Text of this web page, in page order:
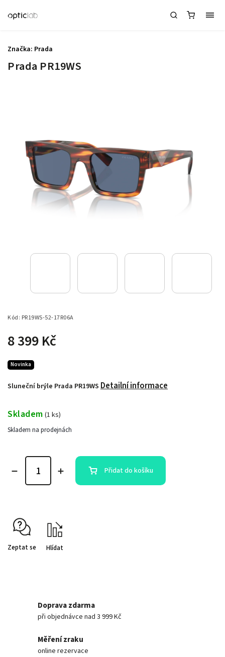
Prada PR19WS
Kód: PR19WS-52-17R06A
8 399 Kč
Sluneční brýle Prada PR19WS Detailní informace
Novinka
Značka: Prada
Skladem (1 ks)
Skladem na prodejnách
Přidat do košíku
Zeptat se Hlídat
Doprava zdarma
při objednávce nad 3 999 Kč
Měření zraku
online rezervace